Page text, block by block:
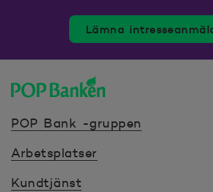
Lämna
POP Bank -gruppen
Arbetsplatser
Kundtjänst